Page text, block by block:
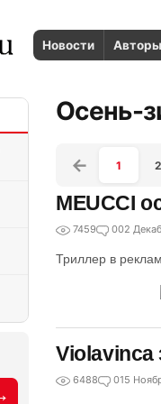
Новости Авторы
Осень-
1 2
MEUCCI
7459 002
Триллер в
Violavinca
6488 015